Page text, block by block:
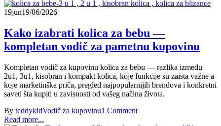
19jun19/06/2026
Kako izabrati kolica za bebu —
kompletan vodič za pametnu kupovinu
Kompletan vodič za kupovinu kolica za bebu — razlika između
2u1, 3u1, kisobran i kompakt kolica, koje funkcije su zaista važne a
koje marketinška priča, pregled najpopularnijih brendova i konkretni
saveti šta kupiti u zavisnosti od vašeg načina života.
By teddykidVodič za kupovinu1 Comment
Read more...